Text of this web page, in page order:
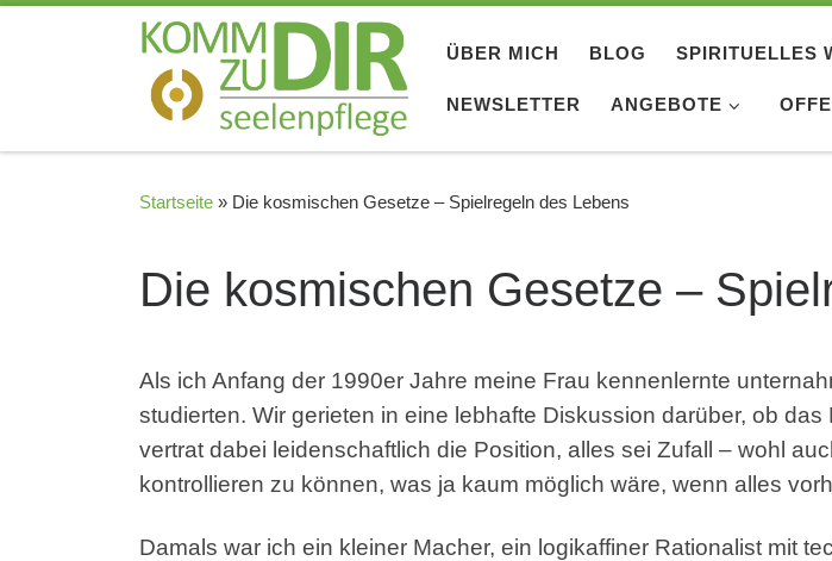
Zum Inhalt springen
ÜBER MICH
BLOG SPIRITUELLES
NEWSLETTER ANGEBOTE
Startseite » Die kosmischen Gesetze – Spielregeln des Lebens
Die kosmischen Gesetze –
Als ich Anfang der 1990er Jahre meine Frau kennenlernte
studierten. Wir gerieten in eine lebhafte Diskussion darüber, ob
vertrat dabei leidenschaftlich die Position, alles sei Zufall – wohl
kontrollieren zu können, was ja kaum möglich wäre, wenn alles
Damals war ich ein kleiner Macher, ein logikaffiner Rationalist mit